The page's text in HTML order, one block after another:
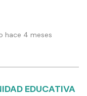
hace 4 meses
EDUCATIVA